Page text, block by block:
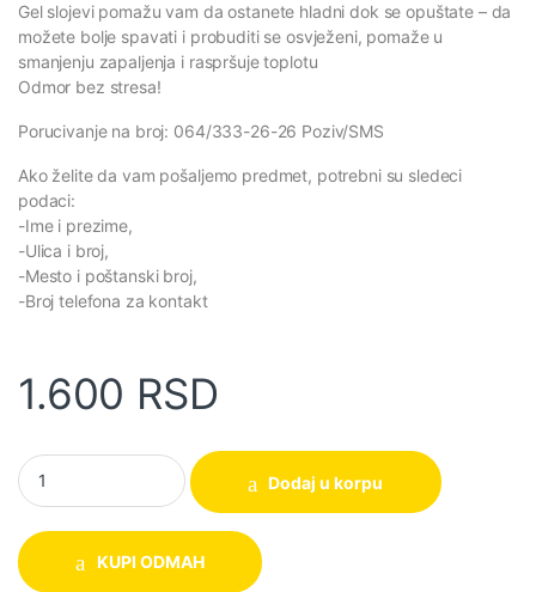
Gel slojevi pomažu vam da ostanete hladni dok se opuštate – da
možete bolje spavati i probuditi se osvježeni, pomaže u
smanjenju zapaljenja i raspršuje toplotu
Odmor bez stresa!
Porucivanje na broj: 064/333-26-26 Poziv/SMS
Ako želite da vam pošaljemo predmet, potrebni su sledeci
podaci:
-Ime i prezime,
-Ulica i broj,
-Mesto i poštanski broj,
-Broj telefona za kontakt
1.600 RSD
Jastuk za kolena sa hlađenjem quantity
Dodaj u korpu
KUPI ODMAH